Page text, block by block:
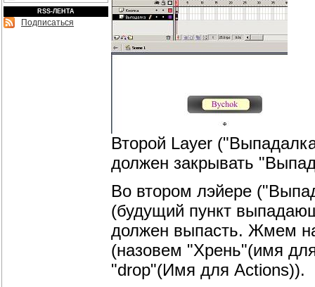
RSS-ЛЕНТА
Подписаться
Второй Layer
должен закрывать
Во втором лэйере
(будущий пункт
должен выпасть. Жмем
(назовем "Хрень"(имя
"drop"(Имя для Actions)).